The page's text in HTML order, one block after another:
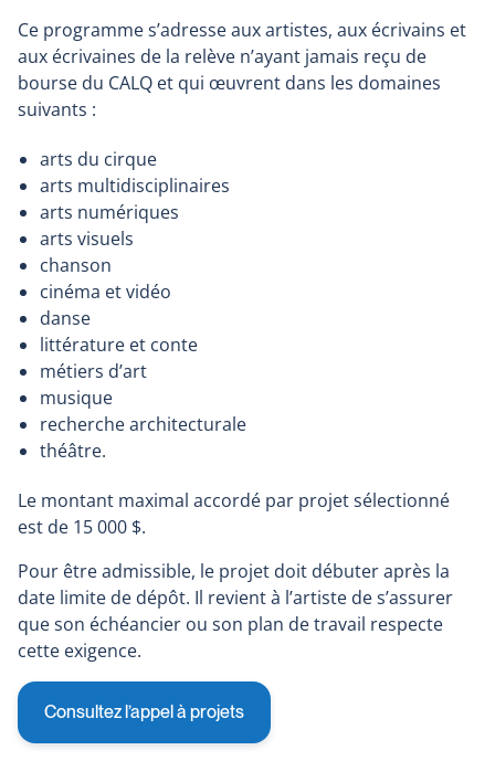
Ce programme s’adresse aux artistes, aux écrivains et
aux écrivaines de la relève n’ayant jamais reçu de
bourse du CALQ et qui œuvrent dans les domaines
suivants :
arts du cirque
arts multidisciplinaires
arts numériques
arts visuels
chanson
cinéma et vidéo
danse
littérature et conte
métiers d’art
musique
recherche architecturale
théâtre.
Le montant maximal accordé par projet sélectionné
est de 15 000 $.
Pour être admissible, le projet doit débuter après la
date limite de dépôt. Il revient à l’artiste de s’assurer
que son échéancier ou son plan de travail respecte
cette exigence.
Consultez l’appel à projets